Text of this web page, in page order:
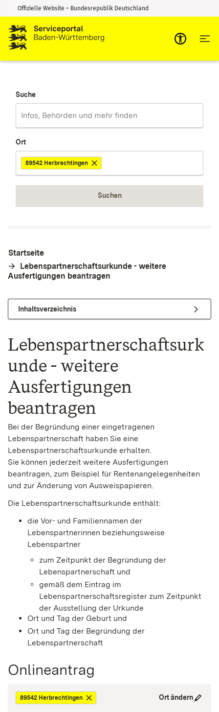
Zum Inhalt springen
Zur Suche springen
Offizielle Website – Bundesrepublik Deutschland
Suche
Ort
89542 Herbrechtingen
Suchen
Startseite
Lebenspartnerschaftsurkunde - weitere
Ausfertigungen beantragen
Inhaltsverzeichnis
Lebenspartnerschaftsurk
unde - weitere
Ausfertigungen
beantragen
Bei der Begründung einer eingetragenen
Lebenspartnerschaft haben Sie eine
Lebenspartnerschaftsurkunde erhalten.
Sie können jederzeit weitere Ausfertigungen
beantragen, zum Beispiel für Rentenangelegenheiten
und zur Änderung von Ausweispapieren.
Die Lebenspartnerschaftsurkunde enthält:
die Vor- und Familiennamen der
Lebenspartnerinnen beziehungsweise
Lebenspartner
zum Zeitpunkt der Begründung der
Lebenspartnerschaft und
gemäß dem Eintrag im
Lebenspartnerschaftsregister zum Zeitpunkt
der Ausstellung der Urkunde
Ort und Tag der Geburt und
Ort und Tag der Begründung der
Lebenspartnerschaft
Onlineantrag
89542 Herbrechtingen Ort ändern